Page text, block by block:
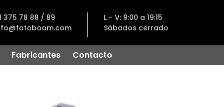
375 78 88 / 89
L - V: 9:00 a 19:15
Sábados cerrado
Fabricantes
Contacto